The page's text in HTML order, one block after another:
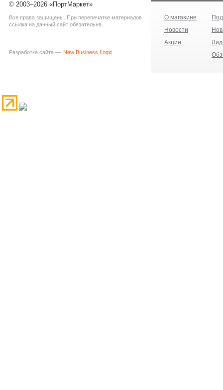
© 2003–2026 «ПортМаркет»
Все права защищены. При перепечатке материалов
ссылка на данный сайт обязательна.
Разработка сайта — New Business Logic
О магазине
Новости
Акции